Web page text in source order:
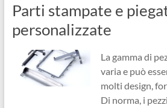
Parti stampate e
personalizzate
La gamma di
varia e può
molti design,
Di norma, i